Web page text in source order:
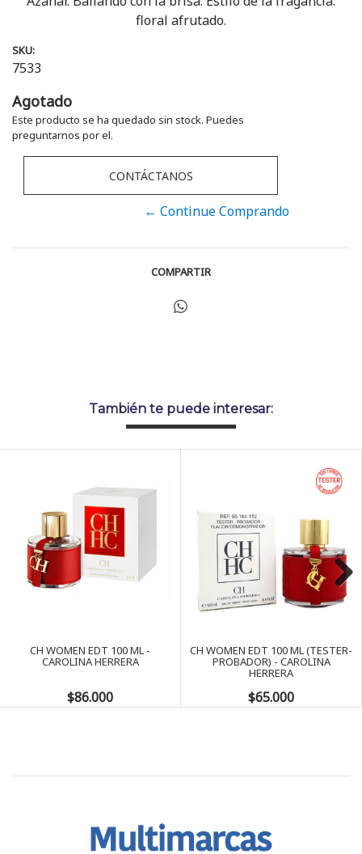
floral afrutado.
SKU:
7533
Agotado
Este producto se ha quedado sin stock. Puedes
preguntarnos por el.
CONTÁCTANOS
← Continue Comprando
COMPARTIR
También te puede interesar:
CH WOMEN EDT 100 ML -
CAROLINA HERRERA
$86.000
CH WOMEN EDT 100 ML (TESTER-
PROBADOR) - CAROLINA
HERRERA
$65.000
Next